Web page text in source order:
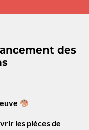
des
les pièces de